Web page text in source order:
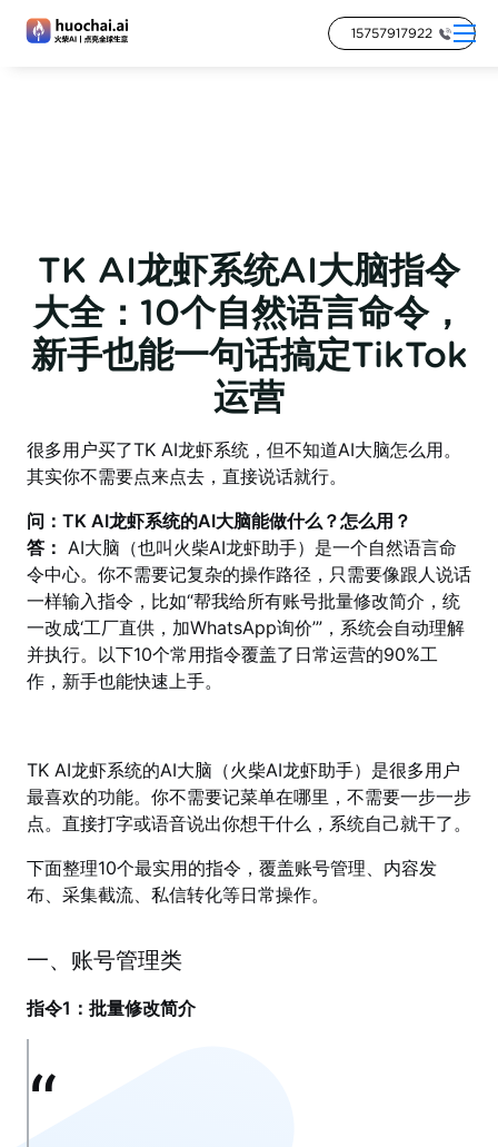
15757917922
TK AI龙虾系统AI大脑指令
大全：10个自然语言命令，
新手也能一句话搞定TikTok
运营
很多用户买了TK AI龙虾系统，但不知道AI大脑怎么用。
其实你不需要点来点去，直接说话就行。
问：TK AI龙虾系统的AI大脑能做什么？怎么用？
答： AI大脑（也叫火柴AI龙虾助手）是一个自然语言命
令中心。你不需要记复杂的操作路径，只需要像跟人说话
一样输入指令，比如“帮我给所有账号批量修改简介，统
一改成‘工厂直供，加WhatsApp询价’”，系统会自动理解
并执行。以下10个常用指令覆盖了日常运营的90%工
作，新手也能快速上手。
TK AI龙虾系统的AI大脑（火柴AI龙虾助手）是很多用户
最喜欢的功能。你不需要记菜单在哪里，不需要一步一步
点。直接打字或语音说出你想干什么，系统自己就干了。
下面整理10个最实用的指令，覆盖账号管理、内容发
布、采集截流、私信转化等日常操作。
一、账号管理类
指令1：批量修改简介